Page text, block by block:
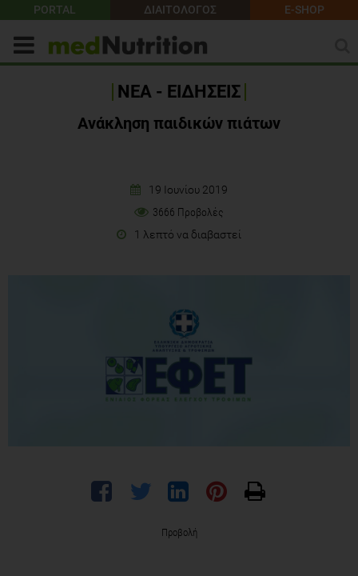
PORTAL ΔΙΑΙΤΟΛΟΓΟΣ E-SHOP
ΝΕΑ - ΕΙΔΗΣΕΙΣ
Ανάκληση παιδικών πιάτων
19 Ιουνίου 2019
3666 Προβολές
1 λεπτό να διαβαστεί
Προβολή